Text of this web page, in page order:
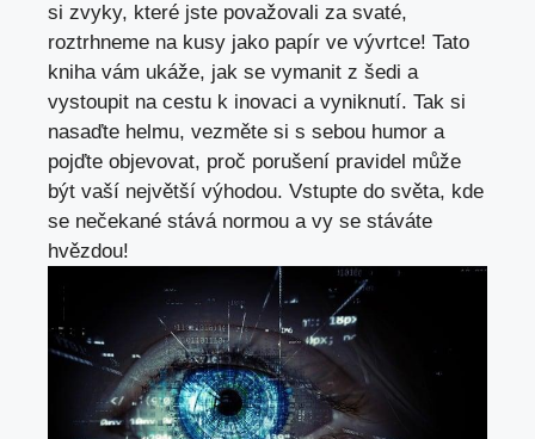
si zvyky, které jste považovali za svaté,
roztrhneme na kusy jako papír ve vývrtce! Tato
kniha vám ukáže, jak se vymanit z šedi a
vystoupit na cestu k inovaci a vyniknutí. Tak si
nasaďte helmu, vezměte si s sebou humor a
pojďte objevovat, proč porušení pravidel může
být vaší největší výhodou. Vstupte do světa, kde
se nečekané stává normou a vy se stáváte
hvězdou!